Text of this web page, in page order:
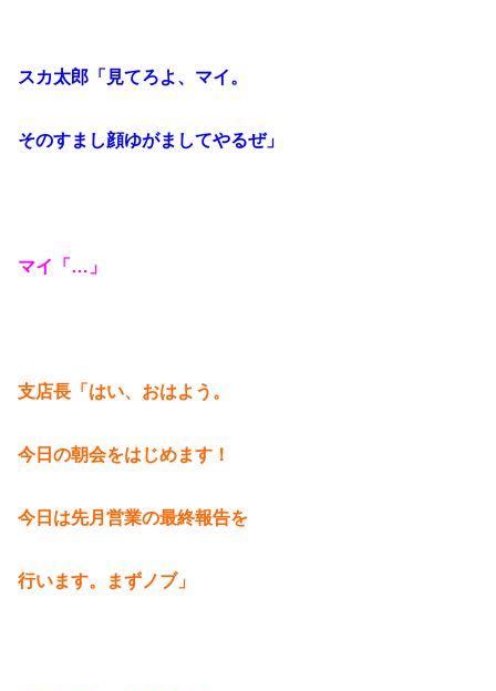
スカ太郎「見てろよ、マイ。
そのすまし顔ゆがましてやるぜ」
マイ「…」
支店長「はい、おはよう。
今日の朝会をはじめます！
今日は先月営業の最終報告を
行います。まずノブ」